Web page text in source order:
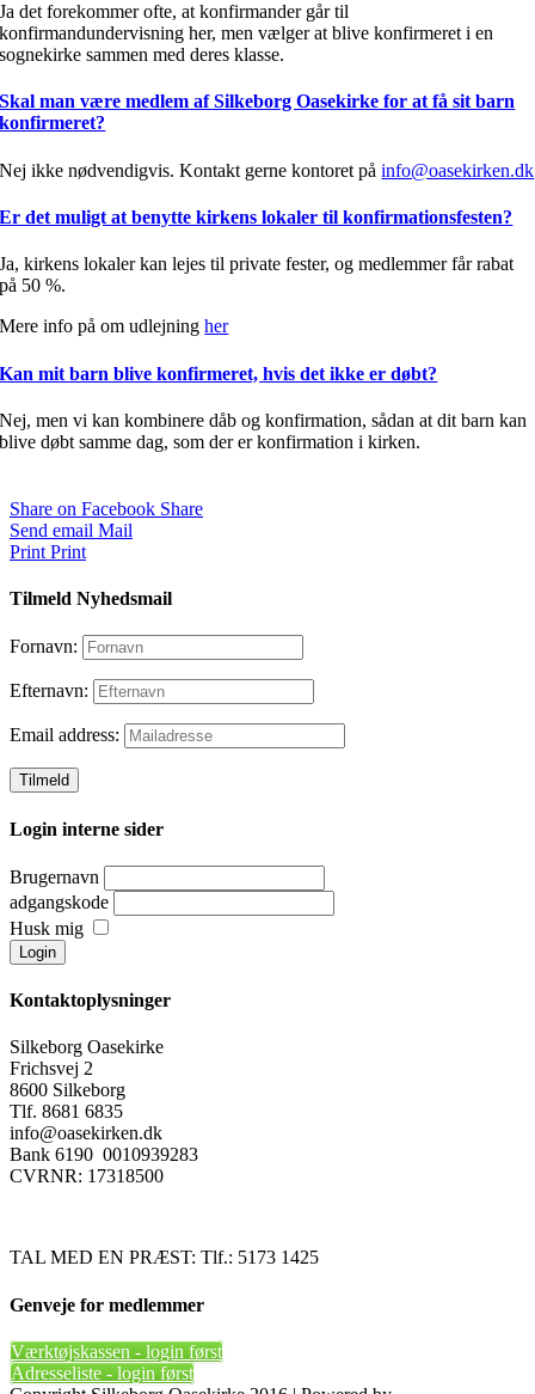
Ja det forekommer ofte, at konfirmander går til
konfirmandundervisning her, men vælger at blive konfirmeret i en
sognekirke sammen med deres klasse.
Skal man være medlem af Silkeborg Oasekirke for at få sit barn
konfirmeret?
Nej ikke nødvendigvis. Kontakt gerne kontoret påinfo@oasekirken.dk
Er det muligt at benytte kirkens lokaler til konfirmationsfesten?
Ja, kirkens lokaler kan lejes til private fester, og medlemmer får rabat
på 50 %.
Mere info på om udlejningher
Kan mit barn blive konfirmeret, hvis det ikke er døbt?
Nej, men vi kan kombinere dåb og konfirmation, sådan at dit barn kan
blive døbt samme dag, som der er konfirmation i kirken.
Share on Facebook Share
Send email Mail
Print Print
Tilmeld Nyhedsmail
Fornavn:
Efternavn:
Email address:
Login interne sider
Brugernavn
adgangskode
Husk mig
Kontaktoplysninger
Silkeborg Oasekirke
Frichsvej 2
8600 Silkeborg
Tlf. 8681 6835
info@oasekirken.dk
Bank 6190 0010939283
CVRNR: 17318500
TAL MED EN PRÆST: Tlf.: 5173 1425
Genveje for medlemmer
Værktøjskassen - login først
Adresseliste - login først